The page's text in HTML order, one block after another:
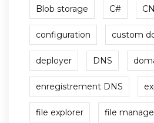
Blob storage C#
configuration custom
deployer DNS
enregistrement DNS
file explorer file